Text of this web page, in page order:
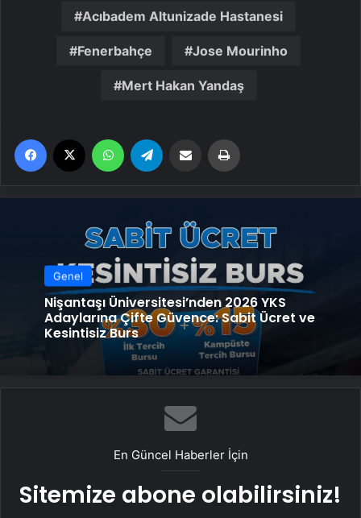
Acıbadem Altunizade Hastanesi
Fenerbahçe Jose Mourinho
Mert Hakan Yandaş
Facebook WhatsApp Email'den paylaş
Genel
Nişantaşı Üniversitesi’nden 2026 YKS
Adaylarına Çifte Güvence: Sabit Ücret ve
Kesintisiz Burs
En Güncel Haberler İçin
Sitemize abone olabilirsiniz!